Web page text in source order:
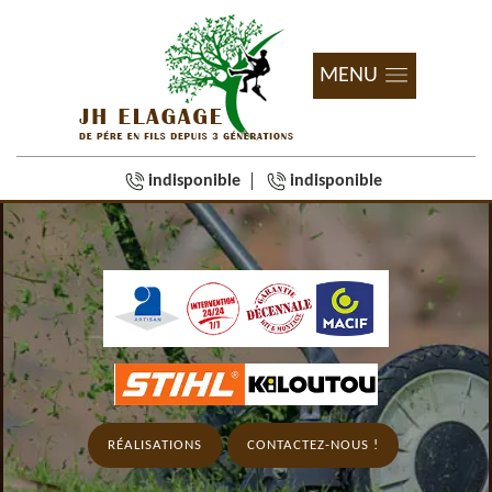
MENU
indisponible indisponible
RÉALISATIONS CONTACTEZ-NOUS !